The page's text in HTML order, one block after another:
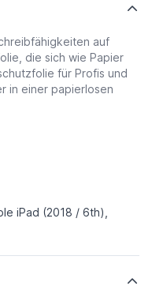
auf
die sich wie Papier
für Profis und
in einer papierlosen
iPad (2018 / 6th),